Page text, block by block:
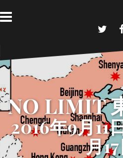
ン
ス
ッ
プ
i
t
t
e
NO LIMIT
2016年9月11
月